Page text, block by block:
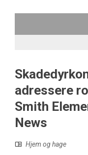
adressere
Smith
News
Hjem og hage